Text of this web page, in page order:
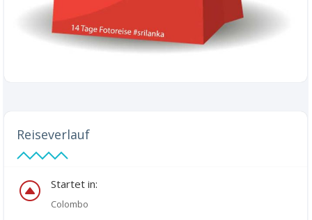
Reiseverlauf
F Startet in:
Colombo